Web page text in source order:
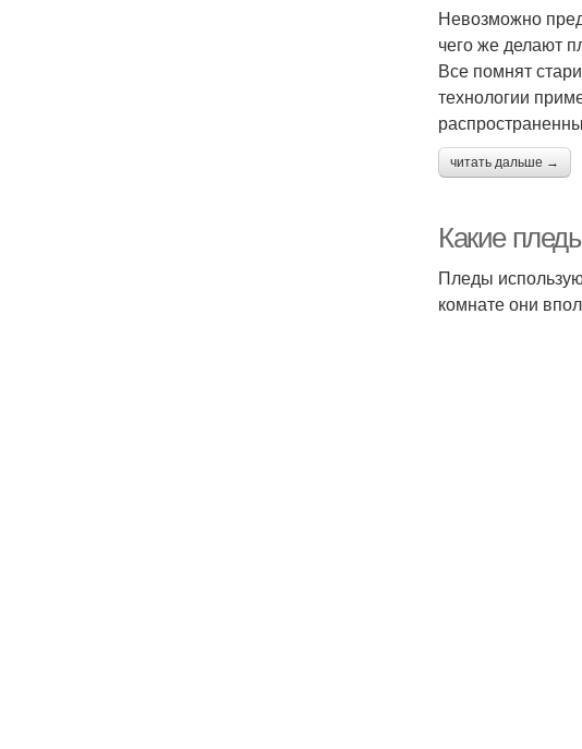
Невозможно
чего же делают
Все помнят
технологии
читать дальше →
Какие
Пледы
комнате они